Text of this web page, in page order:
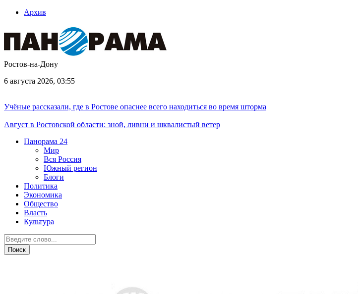
Архив
Ростов-на-Дону
6 августа 2026, 03:55
Учёные рассказали, где в Ростове опаснее всего находиться во время шторма
Август в Ростовской области: зной, ливни и шквалистый ветер
Панорама 24
Мир
Вся Россия
Южный регион
Блоги
Политика
Экономика
Общество
Власть
Культура